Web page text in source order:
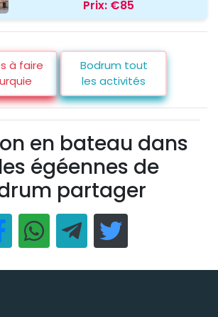
Prix: €85
à faire
Bodrum tout
les activités
en bateau dans
égéennes de
partager